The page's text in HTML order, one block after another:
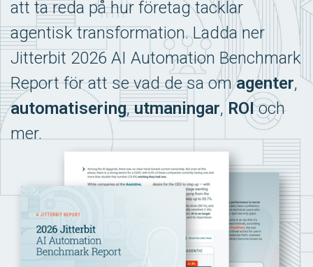
att ta reda på hur företag tacklar
agentisk transformation. Ladda ner
Jitterbit 2026 AI Automation Benchmark
Report för att se vad de sa omagenter,
automatisering,utmaningar, ROIoch
mer.